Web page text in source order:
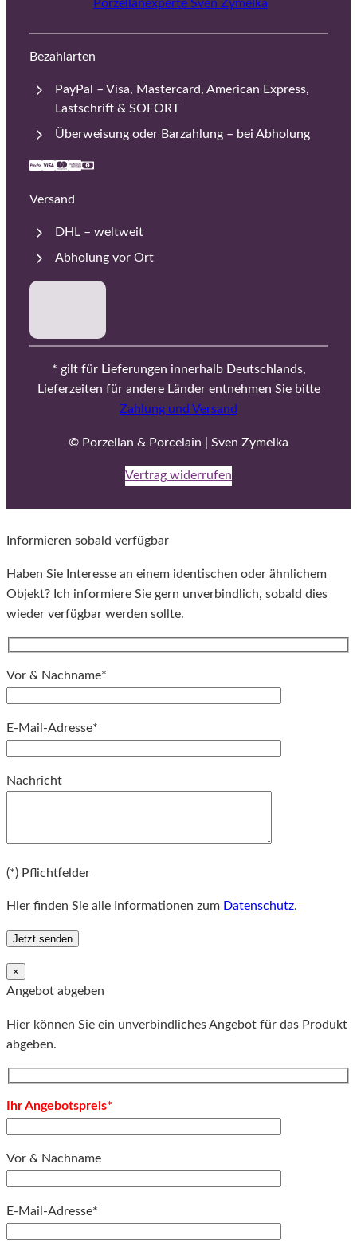
Porzellanexperte Sven Zymelka
Bezahlarten
PayPal – Visa, Mastercard, American Express,
Lastschrift & SOFORT
Überweisung oder Barzahlung – bei Abholung
Versand
DHL – weltweit
Abholung vor Ort
* gilt für Lieferungen innerhalb Deutschlands,
Lieferzeiten für andere Länder entnehmen Sie bitte
Zahlung und Versand
© Porzellan & Porcelain | Sven Zymelka
Vertrag widerrufen
Informieren sobald verfügbar
Haben Sie Interesse an einem identischen oder ähnlichem
Objekt? Ich informiere Sie gern unverbindlich, sobald dies
wieder verfügbar werden sollte.
Vor & Nachname*
E-Mail-Adresse*
Nachricht
(*) Pflichtfelder
Hier finden Sie alle Informationen zum Datenschutz.
×
Angebot abgeben
Hier können Sie ein unverbindliches Angebot für das Produkt
abgeben.
Ihr Angebotspreis*
Vor & Nachname
E-Mail-Adresse*